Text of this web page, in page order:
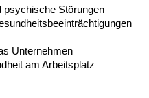
psychische Störungen
Unternehmen
am Arbeitsplatz